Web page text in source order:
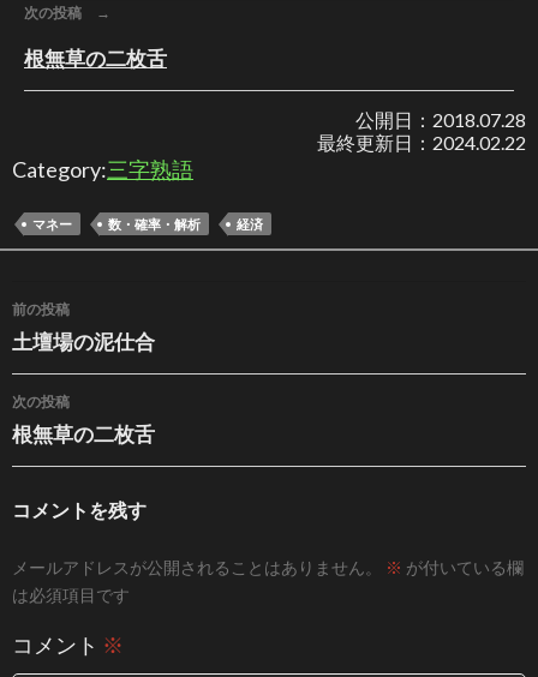
次の投稿 →
根無草の二枚舌
公開日： 2018.07.28
最終更新日： 2024.02.22
Category:三字熟語
マネー 数・確率・解析 経済
投稿ナビゲーション
前の投稿
土壇場の泥仕合
次の投稿
根無草の二枚舌
コメントを残す
メールアドレスが公開されることはありません。 ※ が付いている欄
は必須項目です
コメント ※